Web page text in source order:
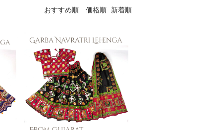
おすすめ順 価格順 新着順